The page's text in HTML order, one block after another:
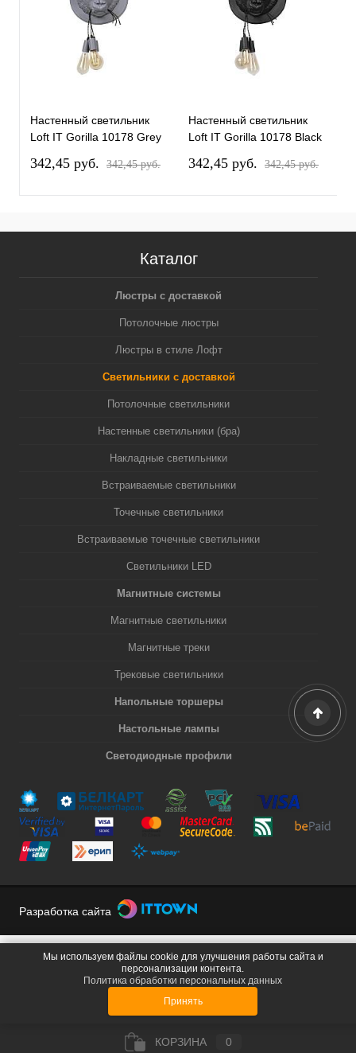
Настенный светильник
Loft IT Gorilla 10178 Grey
342,45 pуб. 342,45 pуб.
Настенный светильник
Loft IT Gorilla 10178 Black
342,45 pуб. 342,45 pуб.
Каталог
Люстры с доставкой
Потолочные люстры
Люстры в стиле Лофт
Светильники с доставкой
Потолочные светильники
Настенные светильники (бра)
Накладные светильники
Встраиваемые светильники
Точечные светильники
Встраиваемые точечные светильники
Светильники LED
Магнитные системы
Магнитные светильники
Магнитные треки
Трековые светильники
Напольные торшеры
Настольные лампы
Светодиодные профили
Разработка сайта
КОРЗИНА 0
Мы используем файлы cookie для улучшения работы сайта и
персонализации контента.
Политика обработки персональных данных
Принять